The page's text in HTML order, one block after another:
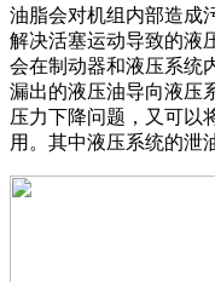
油脂会对机组内部造成
解决活塞运动导致的液
会在制动器和液压系统
漏出的液压油导向液压
压力下降问题，又可以
用。其中液压系统的泄